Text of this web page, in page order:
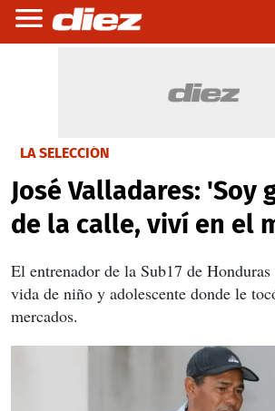
LA SELECCIÓN
José Valladares: 'Soy
de la calle, viví en el
El entrenador de la Sub17 de
vida de niño y adolescente donde le
mercados.